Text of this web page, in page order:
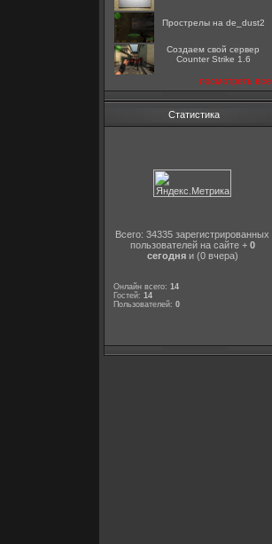
Прострелы на de_dust2
Создаем свой сервер
Counter Strike 1.6
посмотреть все
Статистика
Всего: 34335 зарегистрированных
пользователей на сайте + 0
сегодняи (0 вчера)
Онлайн всего: 14
Гостей: 14
Пользователей: 0